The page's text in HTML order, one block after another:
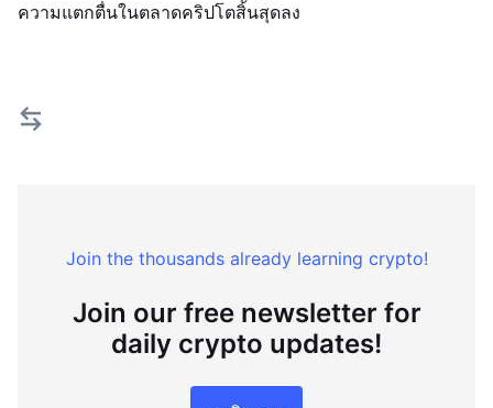
ความแตกตื่นในตลาดคริปโตสิ้นสุดลง
Join the thousands already learning crypto!
Join our free newsletter for
daily crypto updates!